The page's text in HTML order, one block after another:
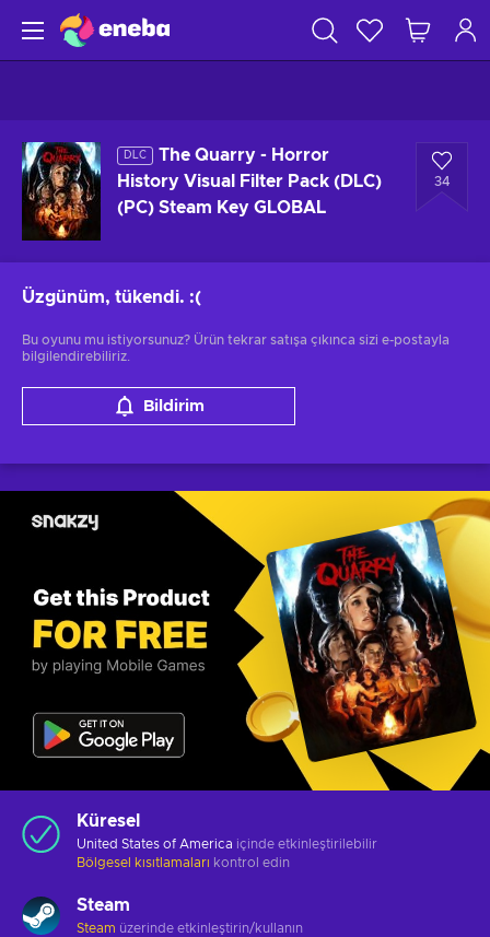
DLC
The Quarry - Horror
History Visual Filter Pack (DLC)
(PC) Steam Key GLOBAL
34
Üzgünüm, tükendi. :(
Bu oyunu mu istiyorsunuz? Ürün tekrar satışa çıkınca sizi e-postayla
bilgilendirebiliriz.
Bildirim
Küresel
United States of America içinde etkinleştirilebilir
Bölgesel kısıtlamaları kontrol edin
Steam
Steam üzerinde etkinleştirin/kullanın